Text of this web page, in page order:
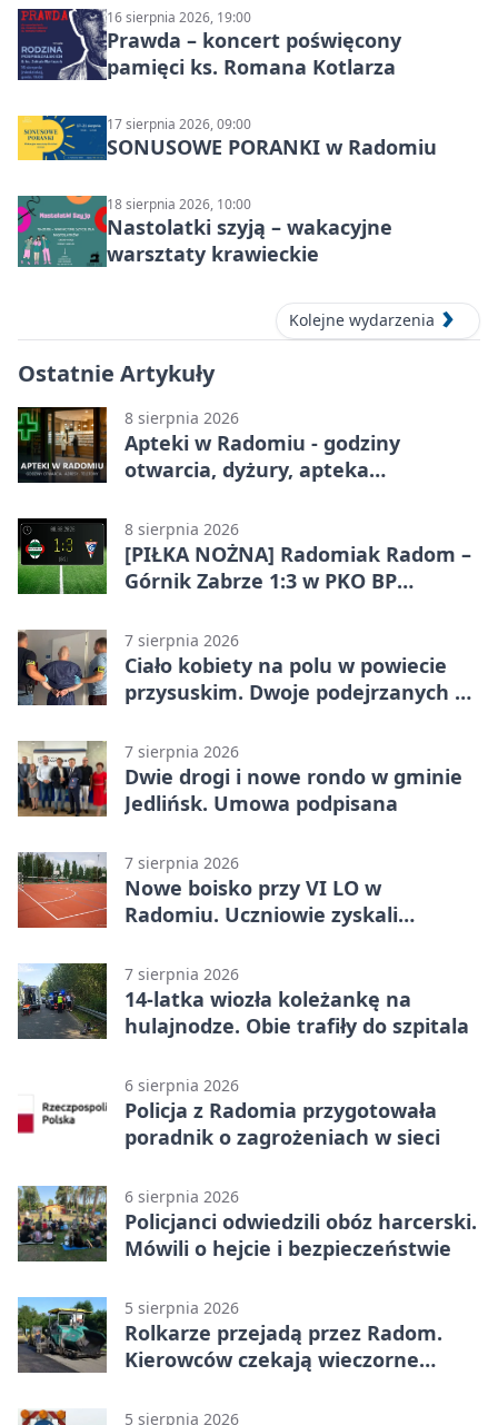
16 sierpnia 2026, 19:00
Prawda – koncert poświęcony
pamięci ks. Romana Kotlarza
17 sierpnia 2026, 09:00
SONUSOWE PORANKI w Radomiu
18 sierpnia 2026, 10:00
Nastolatki szyją – wakacyjne
warsztaty krawieckie
Kolejne wydarzenia
Ostatnie Artykuły
8 sierpnia 2026
Apteki w Radomiu - godziny
otwarcia, dyżury, apteka
8 sierpnia 2026
[PIŁKA NOŻNA] Radomiak Radom –
Górnik Zabrze 1:3 w PKO BP
golami pogrążył gospodarzy
7 sierpnia 2026
Ciało kobiety na polu w powiecie
przysuskim. Dwoje podejrzanych w
7 sierpnia 2026
Dwie drogi i nowe rondo w gminie
Jedlińsk. Umowa podpisana
7 sierpnia 2026
Nowe boisko przy VI LO w
Radomiu. Uczniowie zyskali
7 sierpnia 2026
14-latka wiozła koleżankę na
hulajnodze. Obie trafiły do szpitala
6 sierpnia 2026
Policja z Radomia przygotowała
poradnik o zagrożeniach w sieci
6 sierpnia 2026
Policjanci odwiedzili obóz harcerski.
Mówili o hejcie i bezpieczeństwie
5 sierpnia 2026
Rolkarze przejadą przez Radom.
Kierowców czekają wieczorne
5 sierpnia 2026